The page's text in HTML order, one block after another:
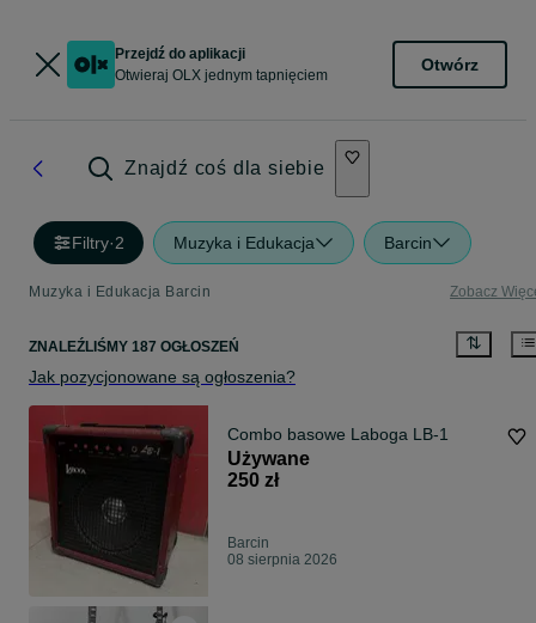
Przejdź do aplikacji
Otwieraj OLX jednym tapnięciem
Otwórz
Znajdź coś dla siebie
Filtry·2 Muzyka i Edukacja Barcin
Muzyka i Edukacja Barcin Zobacz
ZNALEŹLIŚMY 187 OGŁOSZEŃ
Jak pozycjonowane są ogłoszenia?
Combo basowe Laboga LB-1
Używane
250 zł
Barcin
08 sierpnia 2026